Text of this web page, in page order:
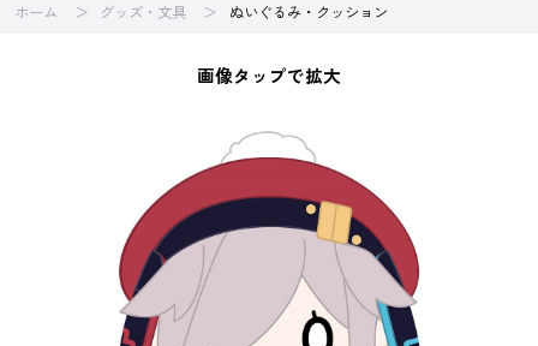
ホーム グッズ・文具 ぬいぐるみ・クッション
画像タップで拡大